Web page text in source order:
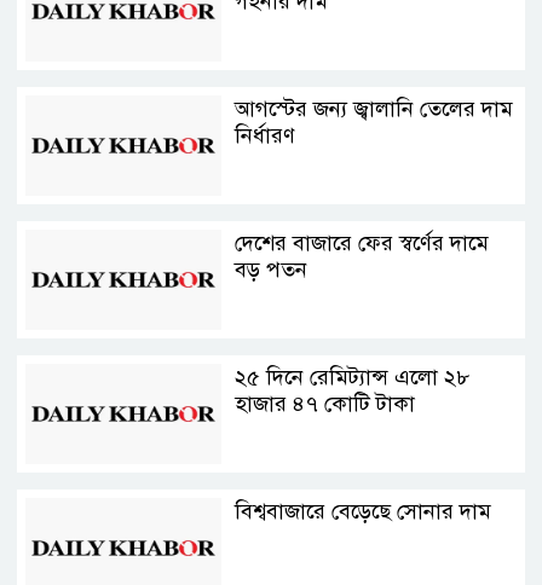
আগস্টের জন্য জ্বালানি তেলের দাম
নির্ধারণ
দেশের বাজারে ফের স্বর্ণের দামে
বড় পতন
২৫ দিনে রেমিট্যান্স এলো ২৮
হাজার ৪৭ কোটি টাকা
বিশ্ববাজারে বেড়েছে সোনার দাম